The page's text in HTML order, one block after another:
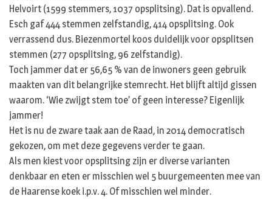
Helvoirt (1599 stemmers, 1037 opsplitsing). Dat is opvallend.
Esch gaf 444 stemmen zelfstandig, 414 opsplitsing. Ook
verrassend dus. Biezenmortel koos duidelijk voor opsplitsen
stemmen (277 opsplitsing, 96 zelfstandig).
Toch jammer dat er 56,65 % van de inwoners geen gebruik
maakten van dit belangrijke stemrecht. Het blijft altijd gissen
waarom. ‘Wie zwijgt stem toe’ of geen interesse? Eigenlijk
jammer!
Het is nu de zware taak aan de Raad, in 2014 democratisch
gekozen, om met deze gegevens verder te gaan.
Als men kiest voor opsplitsing zijn er diverse varianten
denkbaar en eten er misschien wel 5 buurgemeenten mee van
de Haarense koek i.p.v. 4. Of misschien wel minder.